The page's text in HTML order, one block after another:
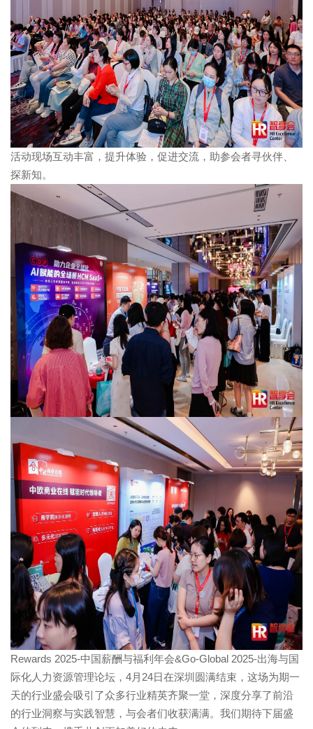
活动现场互动丰富，提升体验，促进交流，助参会者寻伙伴、
探新知。
Rewards 2025-中国薪酬与福利年会&Go-Global 2025-出海与国
际化人力资源管理论坛，4月24日在深圳圆满结束，这场为期一
天的行业盛会吸引了众多行业精英齐聚一堂，深度分享了前沿
的行业洞察与实践智慧，与会者们收获满满。我们期待下届盛